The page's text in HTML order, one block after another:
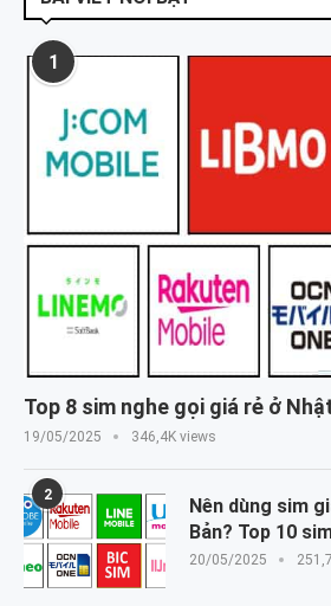
1
Top 8 sim nghe gọi giá rẻ ở
19/05/2025 346,4K views
2
Nên dùng sim
Bản? Top 10
20/05/2025